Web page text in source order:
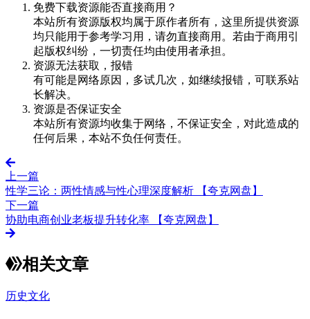
免费下载资源能否直接商用？
本站所有资源版权均属于原作者所有，这里所提供资源
均只能用于参考学习用，请勿直接商用。若由于商用引
起版权纠纷，一切责任均由使用者承担。
资源无法获取，报错
有可能是网络原因，多试几次，如继续报错，可联系站
长解决。
资源是否保证安全
本站所有资源均收集于网络，不保证安全，对此造成的
任何后果，本站不负任何责任。
上一篇
性学三论：两性情感与性心理深度解析 【夸克网盘】
下一篇
协助电商创业老板提升转化率 【夸克网盘】
相关文章
历史文化